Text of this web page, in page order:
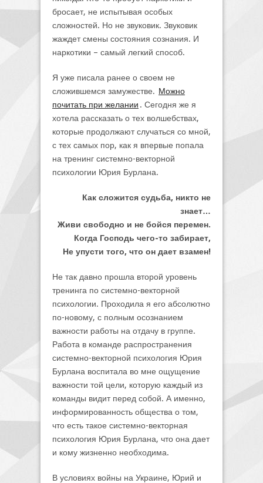
бросает, не испытывая особых
сложностей. Но не звуковик. Звуковик
жаждет смены состояния сознания. И
наркотики – самый легкий способ.
Я уже писала ранее о своем не
сложившемся замужестве. Можно
почитать при желании . Сегодня же я
хотела рассказать о тех волшебствах,
которые продолжают случаться со мной,
с тех самых пор, как я впервые попала
на тренинг системно-векторной
психологии Юрия Бурлана.
Как сложится судьба, никто не
знает…
Живи свободно и не бойся перемен.
Когда Господь чего-то забирает,
Не упусти того, что он дает взамен!
Не так давно прошла второй уровень
тренинга по системно-векторной
психологии. Проходила я его абсолютно
по-новому, с полным осознанием
важности работы на отдачу в группе.
Работа в команде распространения
системно-векторной психология Юрия
Бурлана воспитала во мне ощущение
важности той цели, которую каждый из
команды видит перед собой. А именно,
информированность общества о том,
что есть такое системно-векторная
психология Юрия Бурлана, что она дает
и кому жизненно необходима.
В условиях войны на Украине, Юрий и